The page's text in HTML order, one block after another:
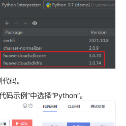
码。
码示例”中选择“Python”。